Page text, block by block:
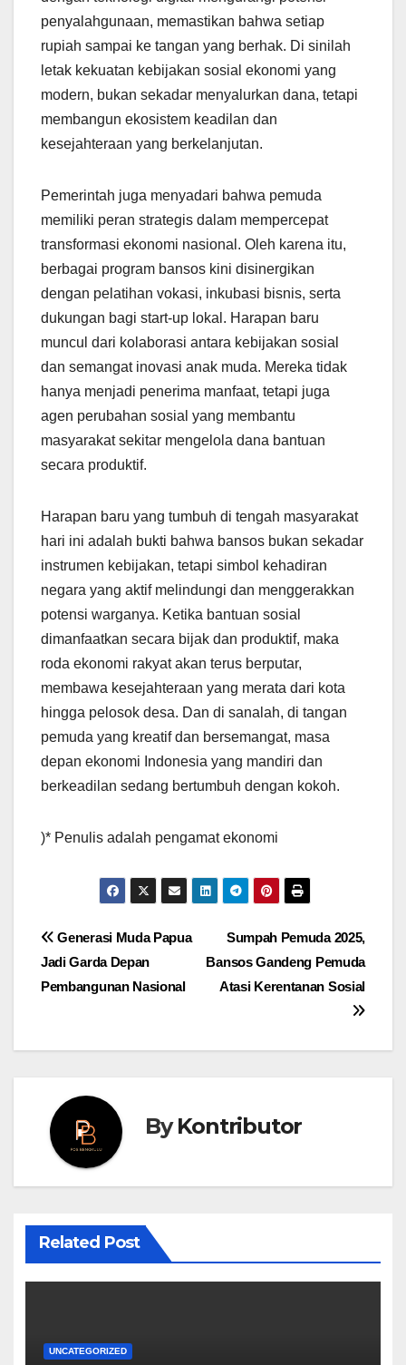
penyalahgunaan, memastikan bahwa setiap
rupiah sampai ke tangan yang berhak. Di sinilah
letak kekuatan kebijakan sosial ekonomi yang
modern, bukan sekadar menyalurkan dana, tetapi
membangun ekosistem keadilan dan
kesejahteraan yang berkelanjutan.
Pemerintah juga menyadari bahwa pemuda
memiliki peran strategis dalam mempercepat
transformasi ekonomi nasional. Oleh karena itu,
berbagai program bansos kini disinergikan
dengan pelatihan vokasi, inkubasi bisnis, serta
dukungan bagi start-up lokal. Harapan baru
muncul dari kolaborasi antara kebijakan sosial
dan semangat inovasi anak muda. Mereka tidak
hanya menjadi penerima manfaat, tetapi juga
agen perubahan sosial yang membantu
masyarakat sekitar mengelola dana bantuan
secara produktif.
Harapan baru yang tumbuh di tengah masyarakat
hari ini adalah bukti bahwa bansos bukan sekadar
instrumen kebijakan, tetapi simbol kehadiran
negara yang aktif melindungi dan menggerakkan
potensi warganya. Ketika bantuan sosial
dimanfaatkan secara bijak dan produktif, maka
roda ekonomi rakyat akan terus berputar,
membawa kesejahteraan yang merata dari kota
hingga pelosok desa. Dan di sanalah, di tangan
pemuda yang kreatif dan bersemangat, masa
depan ekonomi Indonesia yang mandiri dan
berkeadilan sedang bertumbuh dengan kokoh.
)* Penulis adalah pengamat ekonomi
Post
navigation
Sumpah Pemuda 2025,
Bansos Gandeng Pemuda
Atasi Kerentanan Sosial
Generasi Muda Papua
Jadi Garda Depan
Pembangunan Nasional
ByKontributor
Related Post
UNCATEGORIZED